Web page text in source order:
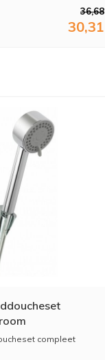
36,68
30,31
compleet